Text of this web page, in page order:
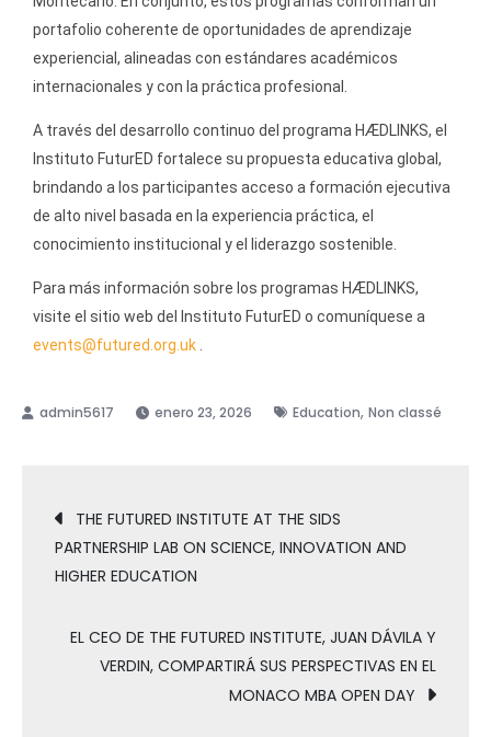
portafolio coherente de oportunidades de aprendizaje
experiencial, alineadas con estándares académicos
internacionales y con la práctica profesional.
A través del desarrollo continuo del programa HÆDLINKS, el
Instituto FuturED fortalece su propuesta educativa global,
brindando a los participantes acceso a formación ejecutiva
de alto nivel basada en la experiencia práctica, el
conocimiento institucional y el liderazgo sostenible.
Para más información sobre los programas HÆDLINKS,
visite el sitio web del Instituto FuturED o comuníquese a
events@futured.org.uk .
enero 23, 2026 Education, Non classé
THE FUTURED INSTITUTE AT THE SIDS
PARTNERSHIP LAB ON SCIENCE, INNOVATION AND
HIGHER EDUCATION
EL CEO DE THE FUTURED INSTITUTE, JUAN DÁVILA Y
VERDIN, COMPARTIRÁ SUS PERSPECTIVAS EN EL
MONACO MBA OPEN DAY